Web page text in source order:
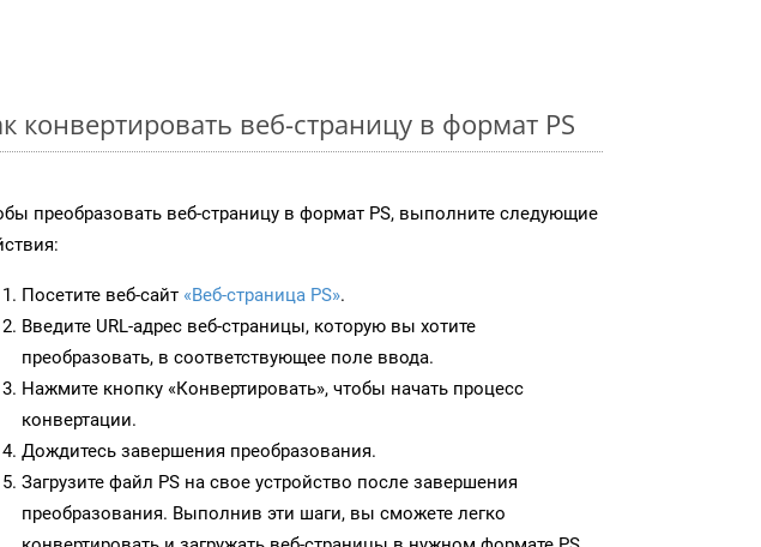
конвертировать веб-страницу в формат PS
преобразовать веб-страницу в формат PS, выполните следующие
Посетите веб-сайт «Веб-страница PS».
Введите URL-адрес веб-страницы, которую вы хотите
преобразовать, в соответствующее поле ввода.
Нажмите кнопку «Конвертировать», чтобы начать процесс
конвертации.
Дождитесь завершения преобразования.
Загрузите файл PS на свое устройство после завершения
преобразования. Выполнив эти шаги, вы сможете легко